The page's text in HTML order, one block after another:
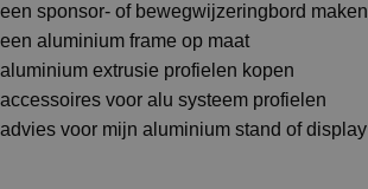
een sponsor- of bewegwijzeringbord maken
een aluminium frame op maat
aluminium extrusie profielen kopen
accessoires voor alu systeem profielen
advies voor mijn aluminium stand of display